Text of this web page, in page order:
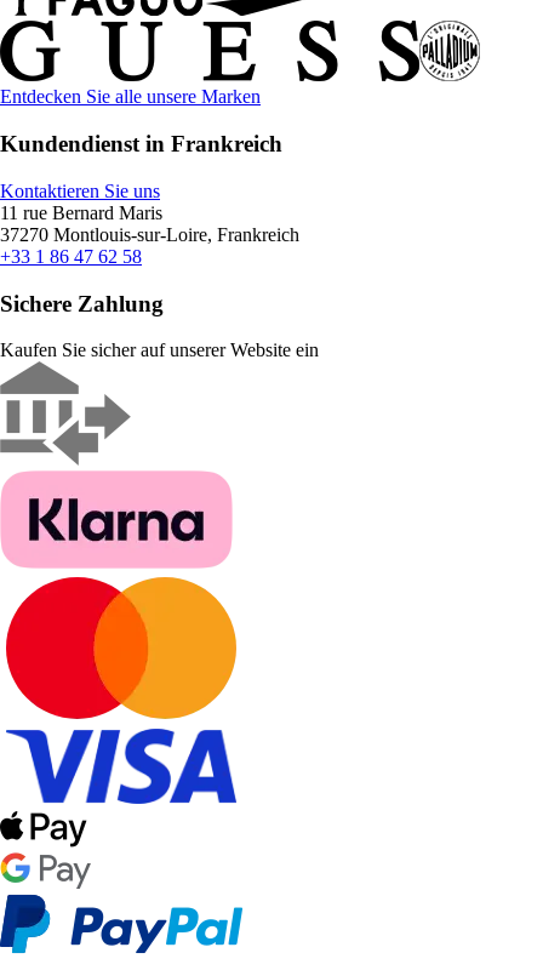
Entdecken Sie alle unsere Marken
Kundendienst in Frankreich
Kontaktieren Sie uns
11 rue Bernard Maris
37270 Montlouis-sur-Loire, Frankreich
+33 1 86 47 62 58
Sichere Zahlung
Kaufen Sie sicher auf unserer Website ein